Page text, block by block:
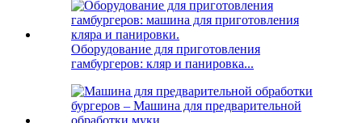
Оборудование для приготовления
гамбургеров: кляр и панировка...